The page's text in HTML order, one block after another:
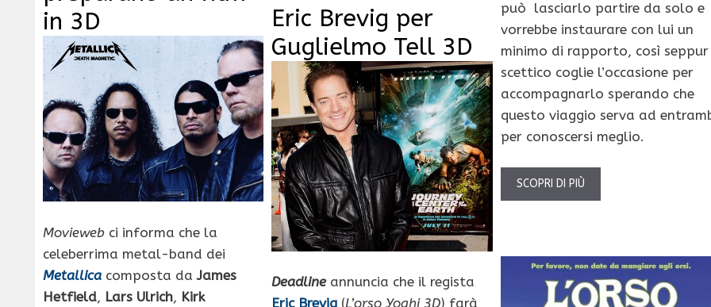
può lasciarlo partire da solo e
vorrebbe instaurare con lui un
minimo di rapporto, così seppur
scettico coglie l’occasione per
accompagnarlo sperando che
questo viaggio serva ad
per conoscersi meglio.
SCOPRI DI PIÙ
in 3D
Movieweb ci informa che la
celeberrima metal-band dei
Metallica composta daJames
Hetfield, Lars Ulrich, Kirk
Eric Brevig per
Guglielmo Tell 3D
Deadlineannuncia che il regista
Eric Brevig (L’orso Yoghi 3D) farà